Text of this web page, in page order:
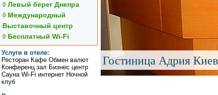
◊ Левый берег Днепра
◊ Международный
Выставочный центр
◊ Бесплатный Wi-Fi
Услуги в отеле:
Ресторан Кафе Обмен валют
Конференц зал Бизнес центр
Сауна Wi-Fi интернет Ночной
клуб
Гостиница Адрия Киев